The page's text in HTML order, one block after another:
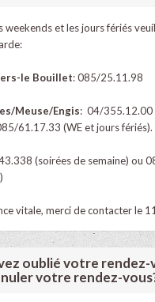
weekends et les jours fériés
le Bouillet: 085/25.11.98
Meuse/Engis: 04/355.12.00
61.17.33 (WE et jours fériés).
(soirées de semaine) ou
vitale, merci de contacter le
oublié votre rendez-
votre rendez-